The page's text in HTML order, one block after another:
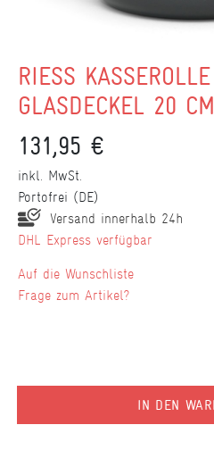
RIESS
GLASDECKEL 20
131,95 €
inkl. MwSt.
Portofrei (DE)
Versand innerhalb 24h
DHL Express verfügbar
IN DEN
Wunschliste
Frage zum Artikel?